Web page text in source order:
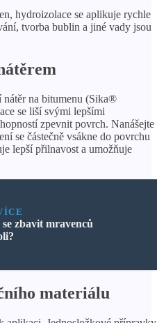
hydroizolace se aplikuje rychle
tvorba bublin a jiné vady jsou
nátěr na bitumenu (Sika®
se liší svými lepšími
zpevnit povrch. Nanášejte
se částečně vsákne do povrchu
lepší přilnavost a umožňuje
se zbavit mravenců
materiálu